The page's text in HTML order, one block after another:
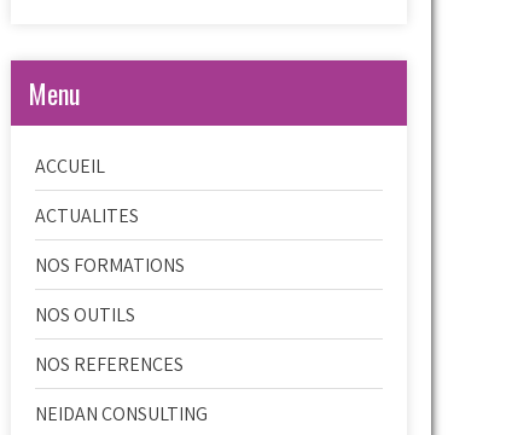
Menu
ACCUEIL
ACTUALITES
NOS FORMATIONS
NOS OUTILS
NOS REFERENCES
NEIDAN CONSULTING